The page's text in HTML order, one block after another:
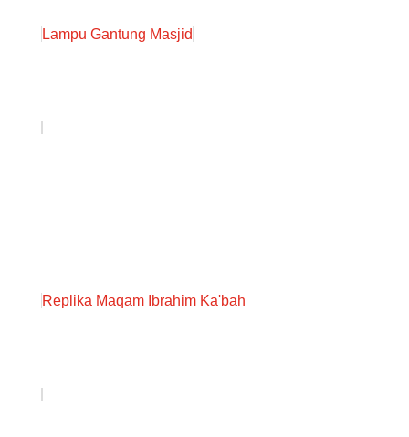
Lampu Gantung Masjid
Replika Maqam Ibrahim Ka'bah